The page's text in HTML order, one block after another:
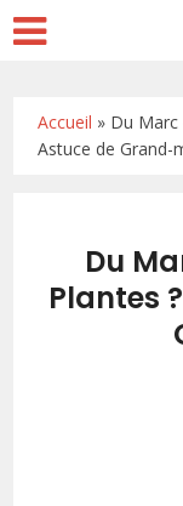
Accueil » Du Marc
Astuce de Grand-
Du
Plantes